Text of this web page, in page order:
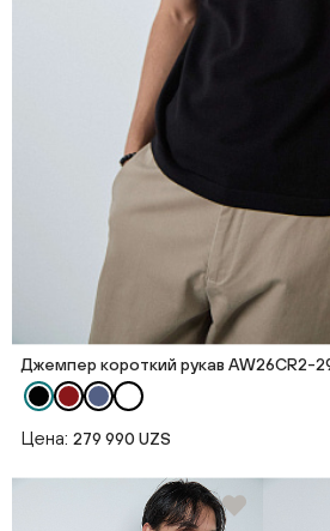
Джемпер короткий рукав AW26CR2-
Цена: 279 990 UZS